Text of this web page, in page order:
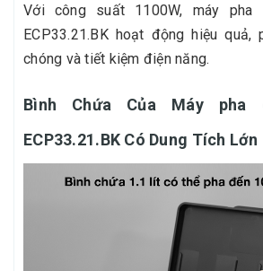
Với công suất 1100W, máy pha
ECP33.21.BK hoạt động hiệu quả,
chóng và tiết kiệm điện năng.
Bình Chứa Của Máy pha
ECP33.21.BK Có Dung Tích Lớn